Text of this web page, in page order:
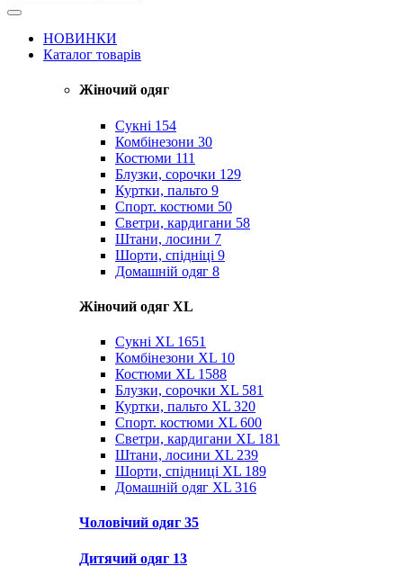
НОВИНКИ
Каталог товарів
Жіночий одяг
Сукні 154
Комбінезони 30
Костюми 111
Блузки, сорочки 129
Куртки, пальто 9
Спорт. костюми 50
Светри, кардигани 58
Штани, лосини 7
Шорти, спідніці 9
Домашній одяг 8
Жіночий одяг XL
Cукні XL 1651
Комбінезони XL 10
Костюми XL 1588
Блузки, сорочки XL 581
Куртки, пальто XL 320
Спорт. костюми XL 600
Светри, кардигани XL 181
Штани, лосини XL 239
Шорти, спідниці XL 189
Домашній одяг XL 316
Чоловічий одяг 35
Дитячий одяг 13